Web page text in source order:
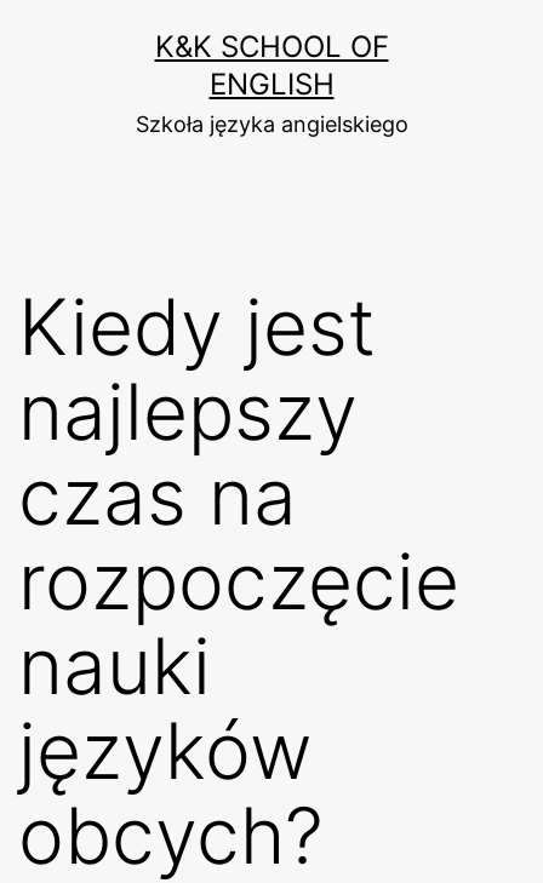
K&K SCHOOL OF
ENGLISH
Szkoła języka angielskiego
Kiedy jest
najlepszy
czas na
rozpoczęcie
nauki
języków
obcych?